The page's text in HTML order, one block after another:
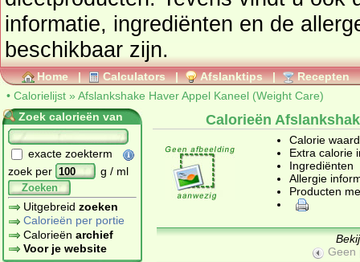
informatie, ingrediënten en de
beschikbaar zijn.
Home | Calculators | Afslanktips | Recepten
• Calorielijst » Afslankshake Haver Appel Kaneel (Weight Care)
Zoek calorieën van
exacte zoekterm
zoek per
g / ml
Zoeken
Uitgebreid zoeken
Calorieën per portie
Calorieën archief
Voor je website
Calorieën
Calorie
Extra calorie
Ingrediënten
Allergie
Producten
Geen